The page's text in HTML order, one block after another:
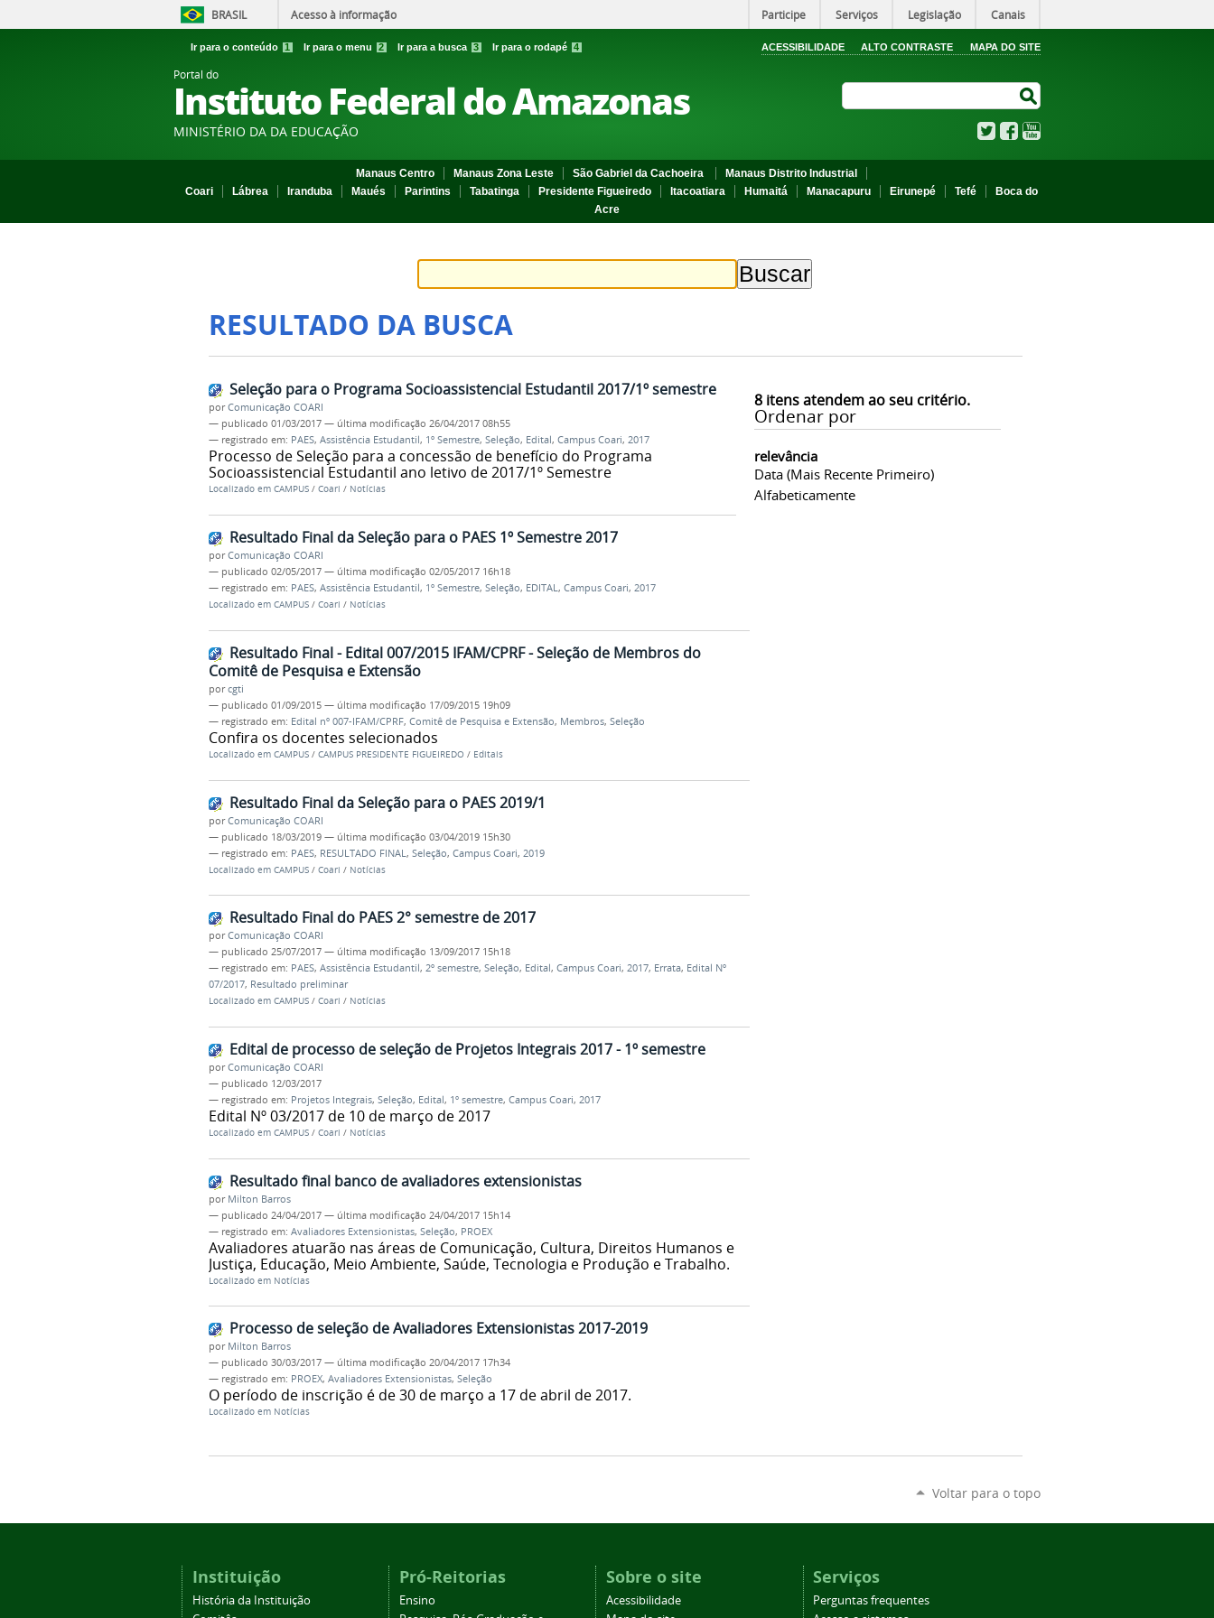
BRASIL Acesso à informação Participe Serviços Legislação Canais
Ir para o conteúdo 1 Ir para o menu 2 Ir para a busca 3 Ir para o rodapé 4 ACESSIBILIDADE ALTO CONTRASTE MAPA DO SITE
Portal do
Instituto Federal do Amazonas
MINISTÉRIO DA DA EDUCAÇÃO TwitterFacebook
Manaus Centro Manaus Zona Leste São Gabriel da Cachoeira
Manaus Distrito Industrial
Coari
Lábrea Iranduba Maués Parintins Tabatinga Presidente Figueiredo Itacoatiara Humaitá Manacapuru Eirunepé Tefé
Boca do
Acre
RESULTADO DA BUSCA
8itens atendem ao seu critério.
Ordenar por
relevância
Data (mais Recente Primeiro)
Alfabeticamente
Seleção para o Programa Socioassistencial Estudantil 2017/1º semestre
porComunicação COARI
— publicado 01/03/2017 — última modificação 26/04/2017 08h55
— registrado em: PAES, Assistência Estudantil, 1º Semestre, Seleção, Edital, Campus Coari, 2017
Processo de Seleção para a concessão de benefício do Programa
Socioassistencial Estudantil ano letivo de 2017/1º Semestre
Localizado em CAMPUS / Coari / Notícias
Resultado Final da Seleção para o PAES 1º Semestre 2017
porComunicação COARI
— publicado 02/05/2017 — última modificação 02/05/2017 16h18
— registrado em: PAES, Assistência Estudantil, 1º Semestre, Seleção, EDITAL, Campus Coari, 2017
Localizado em CAMPUS / Coari / Notícias
Resultado Final - Edital 007/2015 IFAM/CPRF - Seleção de Membros do
Comitê de Pesquisa e Extensão
porcgti
— publicado 01/09/2015 — última modificação 17/09/2015 19h09
— registrado em: Edital nº 007-IFAM/CPRF, Comitê de Pesquisa e Extensão, Membros, Seleção
Confira os docentes selecionados
Localizado em CAMPUS / CAMPUS PRESIDENTE FIGUEIREDO / Editais
Resultado Final da Seleção para o PAES 2019/1
porComunicação COARI
— publicado 18/03/2019 — última modificação 03/04/2019 15h30
— registrado em: PAES, RESULTADO FINAL , Seleção, Campus Coari, 2019
Localizado em CAMPUS / Coari / Notícias
Resultado Final do PAES 2° semestre de 2017
porComunicação COARI
— publicado 25/07/2017 — última modificação 13/09/2017 15h18
— registrado em: PAES, Assistência Estudantil, 2º semestre, Seleção, Edital, Campus Coari, 2017, Errata, Edital Nº
07/2017, Resultado preliminar
Localizado em CAMPUS / Coari / Notícias
Edital de processo de seleção de Projetos Integrais 2017 - 1º semestre
porComunicação COARI
— publicado 12/03/2017
— registrado em: Projetos Integrais, Seleção, Edital, 1º semestre, Campus Coari, 2017
Edital Nº 03/2017 de 10 de março de 2017
Localizado em CAMPUS / Coari / Notícias
Resultado final banco de avaliadores extensionistas
por Milton Barros
— publicado 24/04/2017 — última modificação 24/04/2017 15h14
— registrado em: Avaliadores Extensionistas, Seleção, PROEX
Avaliadores atuarão nas áreas de Comunicação, Cultura, Direitos Humanos e
Justiça, Educação, Meio Ambiente, Saúde, Tecnologia e Produção e Trabalho.
Localizado em Notícias
Processo de seleção de Avaliadores Extensionistas 2017-2019
por Milton Barros
— publicado 30/03/2017 — última modificação 20/04/2017 17h34
— registrado em: PROEX, Avaliadores Extensionistas, Seleção
O período de inscrição é de 30 de março a 17 de abril de 2017.
Localizado em Notícias
Voltar para o topo
Instituição
História da Instituição
Pró-Reitorias
Ensino
Sobre o site
Acessibilidade
Serviços
Perguntas frequentes